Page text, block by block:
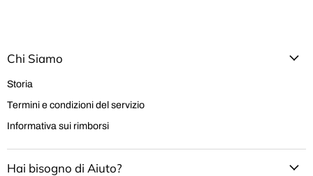
Chi Siamo
Storia
Termini e condizioni del servizio
Informativa sui rimborsi
Hai bisogno di Aiuto?